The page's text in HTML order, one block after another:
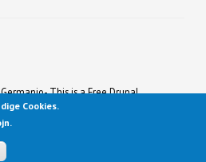
This is a Free Drupal
Theme
Open Source Community by
by
Cookies.